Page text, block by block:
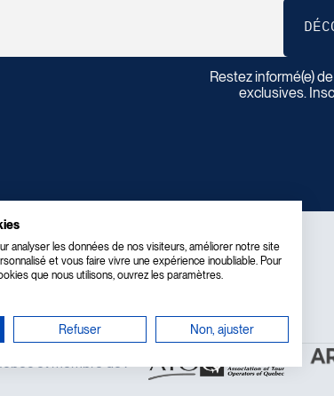
Restez informé(e)
exclusives.
et membre de :
analyser les données de nos visiteurs, améliorer notre site
et vous faire vivre une expérience inoubliable. Pour
que nous utilisons, ouvrez les paramètres.
Refuser Non, ajuster